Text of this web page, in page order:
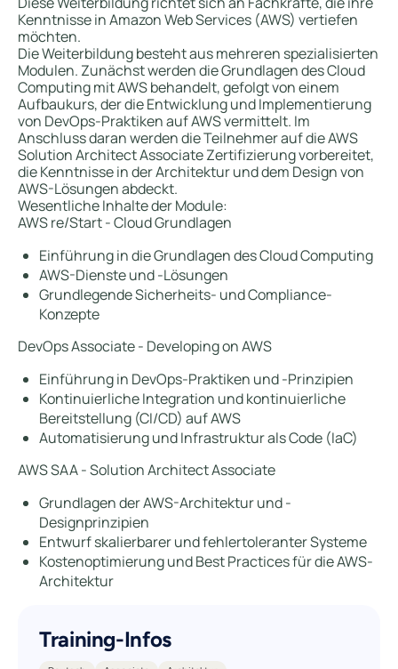
Kenntnisse in Amazon Web Services (AWS) vertiefen
möchten.
Die Weiterbildung besteht aus mehreren spezialisierten
Modulen. Zunächst werden die Grundlagen des Cloud
Computing mit AWS behandelt, gefolgt von einem
Aufbaukurs, der die Entwicklung und Implementierung
von DevOps-Praktiken auf AWS vermittelt. Im
Anschluss daran werden die Teilnehmer auf die AWS
Solution Architect Associate Zertifizierung vorbereitet,
die Kenntnisse in der Architektur und dem Design von
AWS-Lösungen abdeckt.
Wesentliche Inhalte der Module:
AWS re/Start - Cloud Grundlagen
Einführung in die Grundlagen des Cloud Computing
AWS-Dienste und -Lösungen
Grundlegende Sicherheits- und Compliance-
Konzepte
DevOps Associate - Developing on AWS
Einführung in DevOps-Praktiken und -Prinzipien
Kontinuierliche Integration und kontinuierliche
Bereitstellung (CI/CD) auf AWS
Automatisierung und Infrastruktur als Code (IaC)
AWS SAA - Solution Architect Associate
Grundlagen der AWS-Architektur und -
Designprinzipien
Entwurf skalierbarer und fehlertoleranter Systeme
Kostenoptimierung und Best Practices für die AWS-
Architektur
Training-Infos